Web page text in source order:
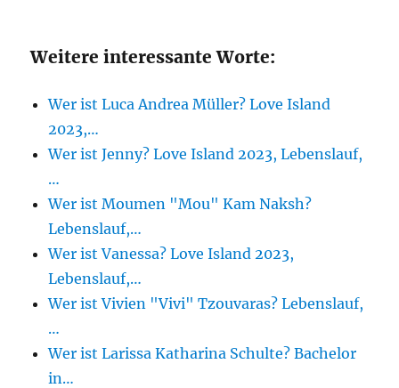
Weitere interessante Worte:
Wer ist Luca Andrea Müller? Love Island
2023,…
Wer ist Jenny? Love Island 2023, Lebenslauf,
…
Wer ist Moumen "Mou" Kam Naksh?
Lebenslauf,…
Wer ist Vanessa? Love Island 2023,
Lebenslauf,…
Wer ist Vivien "Vivi" Tzouvaras? Lebenslauf,
…
Wer ist Larissa Katharina Schulte? Bachelor
in…